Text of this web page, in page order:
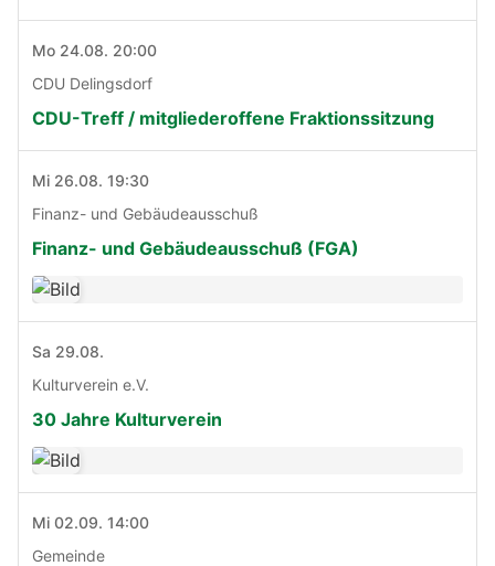
Mo 24.08. 20:00
CDU Delingsdorf
CDU-Treff / mitgliederoffene Fraktionssitzung
Mi 26.08. 19:30
Finanz- und Gebäudeausschuß
Finanz- und Gebäudeausschuß (FGA)
Sa 29.08.
Kulturverein e.V.
30 Jahre Kulturverein
Mi 02.09. 14:00
Gemeinde